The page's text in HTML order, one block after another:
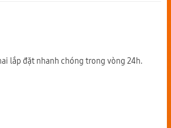
lắp đặt nhanh chóng trong vòng 24h.